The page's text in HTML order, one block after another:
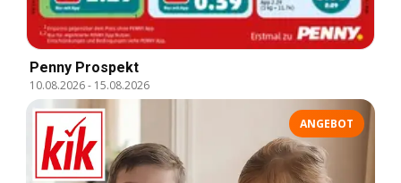
Penny Prospekt
10.08.2026- 15.08.2026
ANGEBOT